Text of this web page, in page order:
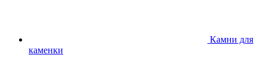
Камни для
каменки